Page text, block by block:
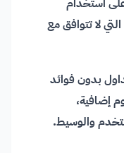
استخدام
لا تتوافق مع
بدون فوائد
إضافية،
والوسيط.